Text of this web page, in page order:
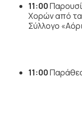
11:00
Χορών από τα
Σύλλογο
11:00